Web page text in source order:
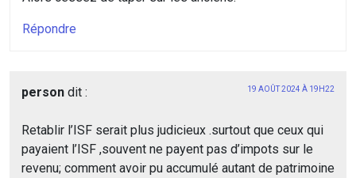
Répondre
person dit : 19 AOÛT 2024 À 19H22
Retablir l’ISF serait plus judicieux .surtout que ceux qui
payaient l’ISF ,souvent ne payent pas d’impots sur le
revenu; comment avoir pu accumulé autant de patrimoine